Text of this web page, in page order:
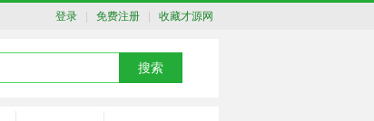
登录 免费注册 收藏才源网